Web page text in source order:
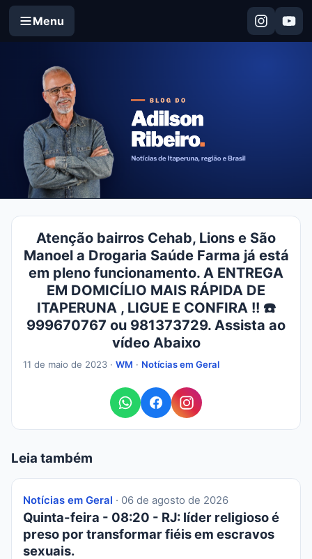
Menu
Atenção bairros Cehab, Lions e São
Manoel a Drogaria Saúde Farma já está
em pleno funcionamento. A ENTREGA
EM DOMICÍLIO MAIS RÁPIDA DE
ITAPERUNA , LIGUE E CONFIRA !! ☎️
999670767 ou 981373729. Assista ao
vídeo Abaixo
11 de maio de 2023 · WM · Notícias em Geral
Leia também
Notícias em Geral · 06 de agosto de 2026
Quinta-feira - 08:20 - RJ: líder religioso é
preso por transformar fiéis em escravos
sexuais.